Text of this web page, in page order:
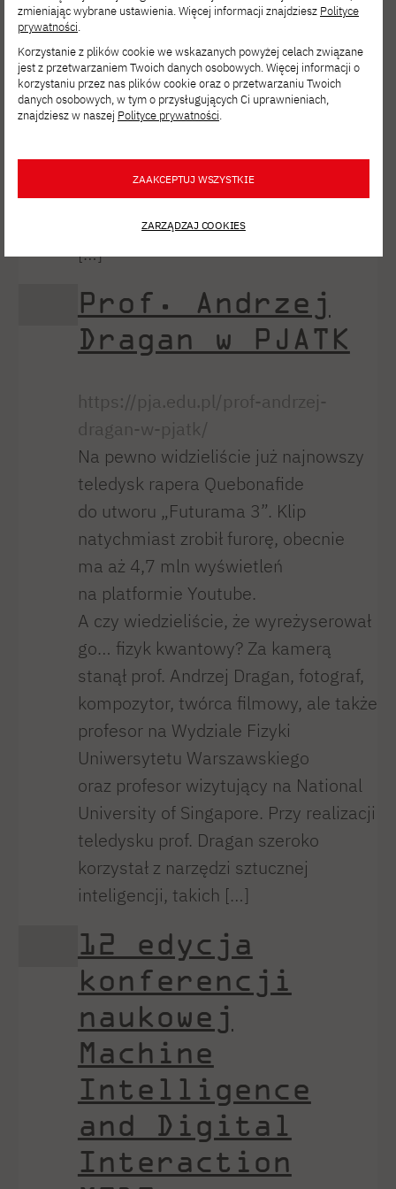
Michałowi Domańskiemu i Pawłowi
Gołębowi – za zaproszenie nas
za kulisy polskiej sztucznej
inteligencji, podzielenie się swoim
doświadczeniem i przekazanie
Dziękujemy też wszystkim
za obecność i niezwykle aktywny
udział. Sala była wypełniona po brzegi,
[…]
Prof. Andrzej
Dragan w PJATK
https://pja.edu.pl/prof-andrzej-
dragan-w-pjatk/
Na pewno widzieliście już najnowszy
teledysk rapera Quebonafide
do utworu „Futurama 3”. Klip
natychmiast zrobił furorę, obecnie
ma aż 4,7 mln wyświetleń
na platformie Youtube.
A czy wiedzieliście, że wyreżyserował
go… fizyk kwantowy? Za kamerą
stanął prof. Andrzej Dragan, fotograf,
kompozytor, twórca filmowy, ale także
profesor na Wydziale Fizyki
Uniwersytetu Warszawskiego
oraz profesor wizytujący na National
University of Singapore. Przy realizacji
teledysku prof. Dragan szeroko
korzystał z narzędzi sztucznej
inteligencji, takich […]
12 edycja
konferencji
naukowej
Machine
Intelligence
and Digital
Interaction
zmieniając wybrane ustawienia. Więcej informacji znajdziesz Polityce
prywatności.
Korzystanie z plików cookie we wskazanych powyżej celach związane
jest z przetwarzaniem Twoich danych osobowych. Więcej informacji o
korzystaniu przez nas plików cookie oraz o przetwarzaniu Twoich
danych osobowych, w tym o przysługujących Ci uprawnieniach,
znajdziesz w naszej Polityce prywatności.
ZAAKCEPTUJ WSZYSTKIE
ZARZĄDZAJ COOKIES